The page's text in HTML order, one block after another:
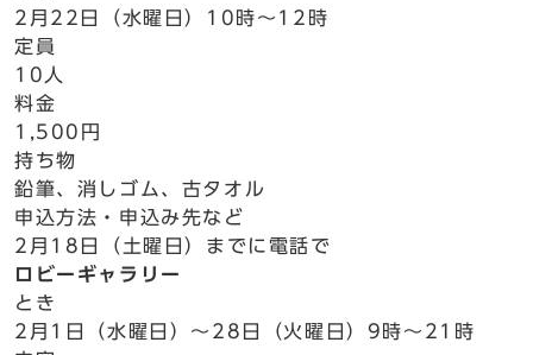
2月22日（水曜日）10時～12時
定員
10人
料金
1,500円
持ち物
鉛筆、消しゴム、古タオル
申込方法・申込み先など
2月18日（土曜日）までに電話で
ロビーギャラリー
とき
2月1日（水曜日）～28日（火曜日）9時～21時